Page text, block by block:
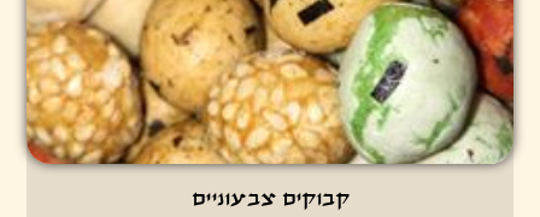
קבוקים צבעוניים